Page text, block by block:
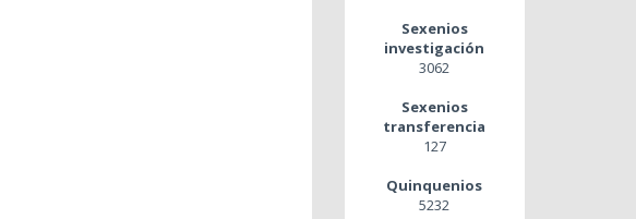
Sexenios
investigación
3062
Sexenios
transferencia
127
Quinquenios
5232